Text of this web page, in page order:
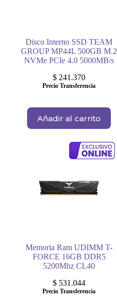
Disco Interno SSD TEAM
GROUP MP44L 500GB M.2
NVMe PCIe 4.0 5000MB/s
$ 241.370
Precio Transferencia
Añadir al carrito
Memoria Ram UDIMM T-
FORCE 16GB DDR5
5200Mhz CL40
$ 531.044
Precio Transferencia